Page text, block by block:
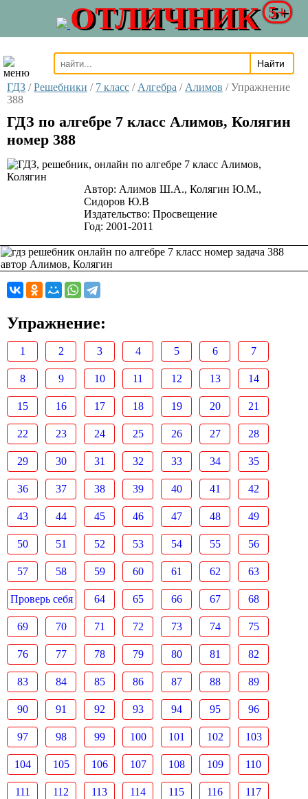
ОТЛИЧНИК 5+
ГДЗ / Решебники / 7 класс / Алгебра / Алимов / Упражнение
388
ГДЗ по алгебре 7 класс Алимов, Колягин
номер 388
Автор: Алимов Ш.А., Колягин Ю.М.,
Сидоров Ю.В
Издательство: Просвещение
Год: 2001-2011
Упражнение:
1 2 3 4 5 6 7
8 9 10 11 12 13 14
15 16 17 18 19 20 21
22 23 24 25 26 27 28
29 30 31 32 33 34 35
36 37 38 39 40 41 42
43 44 45 46 47 48 49
50 51 52 53 54 55 56
57 58 59 60 61 62 63
Проверь себя 64 65 66 67 68
69 70 71 72 73 74 75
76 77 78 79 80 81 82
83 84 85 86 87 88 89
90 91 92 93 94 95 96
97 98 99 100 101 102 103
104 105 106 107 108 109 110
111 112 113 114 115 116 117